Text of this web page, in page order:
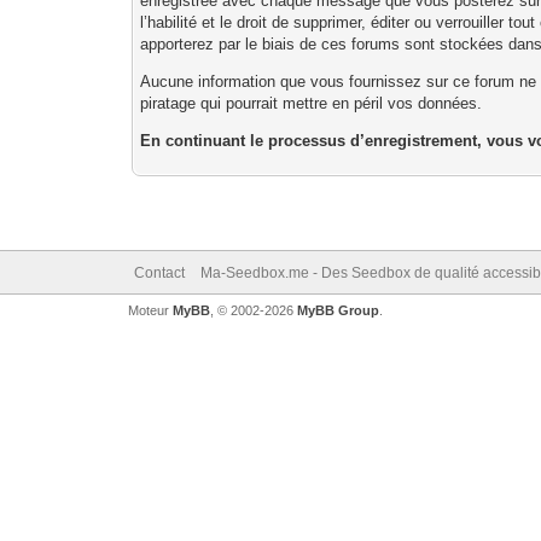
l’habilité et le droit de supprimer, éditer ou verrouiller
apporterez par le biais de ces forums sont stockées
Aucune information que vous fournissez sur ce forum
piratage qui pourrait mettre en péril vos données.
En continuant le processus d’enregistrement, vous
Contact Ma-Seedbox.me - Des Seedbox de qualité
Moteur MyBB, © 2002-2026 MyBB Group.